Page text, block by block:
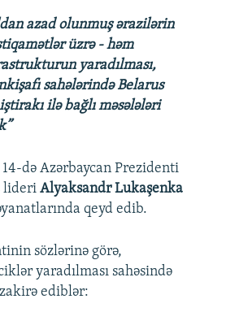
azad olunmuş ərazilərin
üzrə - həm
yaradılması,
sahələrində Belarus
ilə bağlı məsələləri
də Azərbaycan Prezidenti
lideri Alyaksandr Lukaşenka
qeyd edib.
sözlərinə görə,
yaradılması sahəsində
ediblər: